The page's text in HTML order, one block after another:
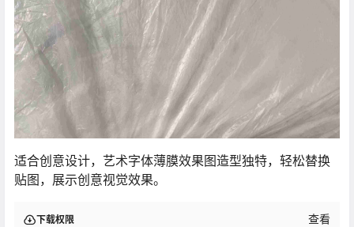
适合创意设计，艺术字体薄膜效果图造型独特，轻松替换
贴图，展示创意视觉效果。
下载权限 查看